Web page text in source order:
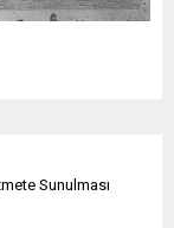
Sunulması